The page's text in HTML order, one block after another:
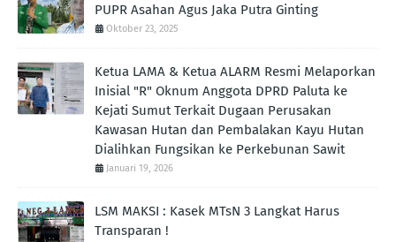
PUPR Asahan Agus Jaka Putra Ginting ‎
Oktober 23, 2025
Ketua LAMA & Ketua ALARM Resmi Melaporkan
Inisial "R" Oknum Anggota DPRD Paluta ke
Kejati Sumut Terkait Dugaan Perusakan
Kawasan Hutan dan Pembalakan Kayu Hutan
Dialihkan Fungsikan ke Perkebunan Sawit
Januari 19, 2026
LSM MAKSI : Kasek MTsN 3 Langkat Harus
Transparan !